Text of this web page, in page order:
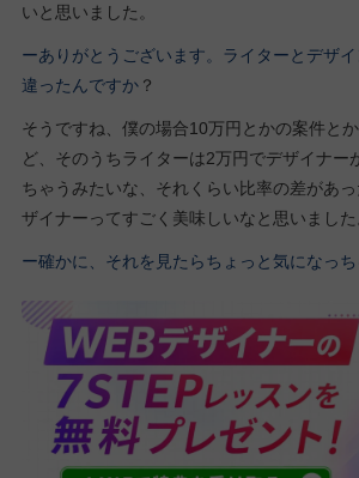
いと思いました。
ーありがとうございます。ライターとデザ
違ったんですか？
そうですね、僕の場合10万円とかの案件と
ど、そのうちライターは2万円でデザイナー
ちゃうみたいな、それくらい比率の差があ
ザイナーってすごく美味しいなと思いました
ー確かに、それを見たらちょっと気になっち